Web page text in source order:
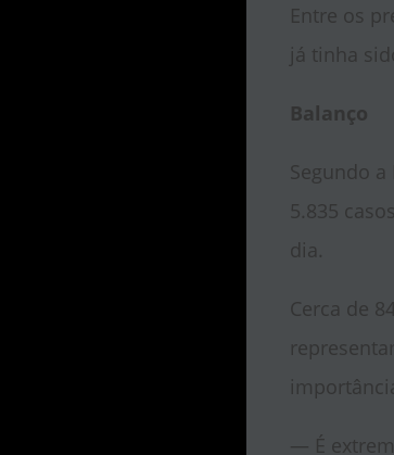
Entre os
já tinha
Balanço
Segundo
5.835
dia.
Cerca de
— É